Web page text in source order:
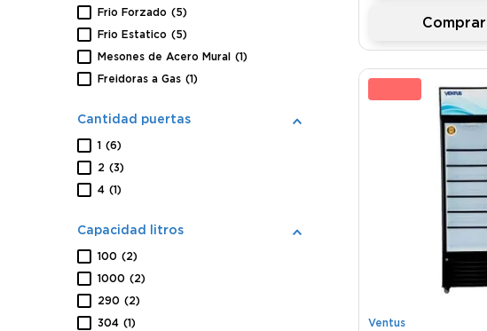
Frio Forzado (5)
Frio Estatico (5)
Mesones de Acero Mural (1)
Freidoras a Gas (1)
Cantidad puertas
1 (6)
2 (3)
4 (1)
Capacidad litros
100 (2)
1000 (2)
290 (2)
304 (1)
20
Ventus